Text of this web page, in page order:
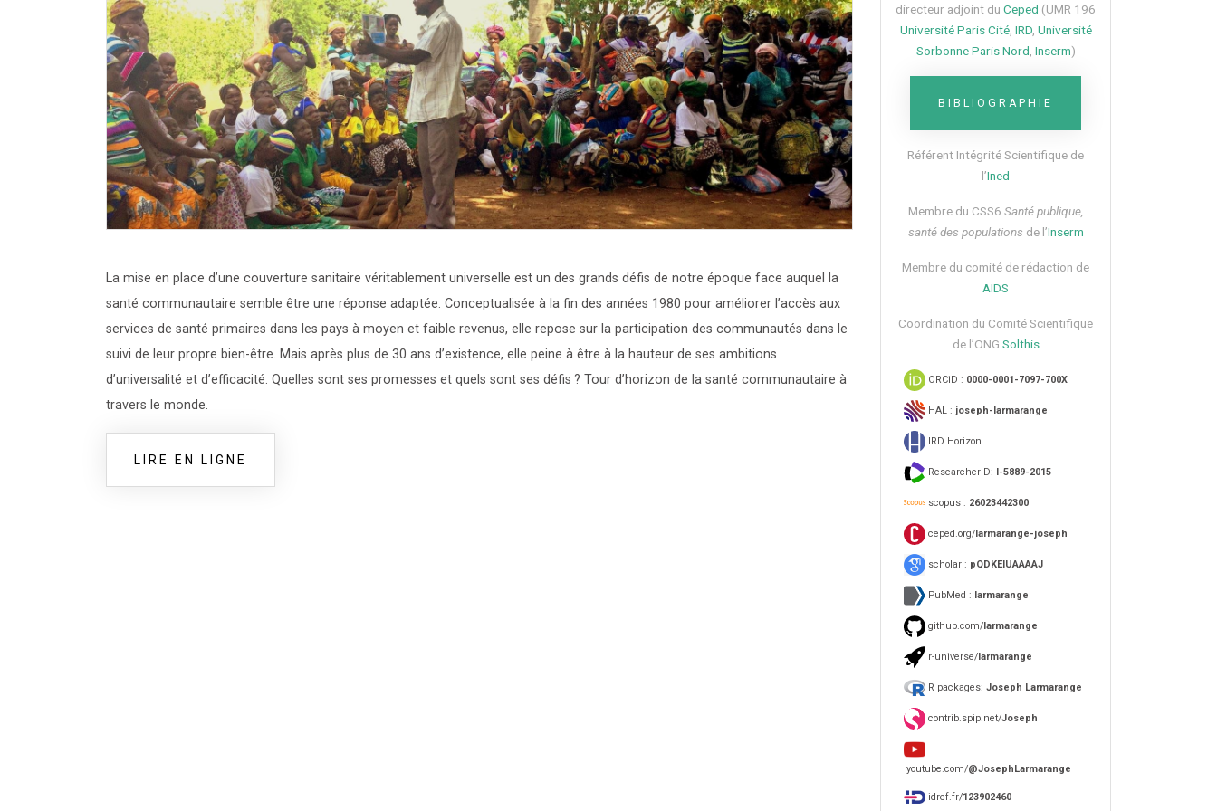
La mise en place d’une couverture sanitaire véritablement universelle est un des grands défis de notre époque face auquel la
santé communautaire semble être une réponse adaptée. Conceptualisée à la fin des années 1980 pour améliorer l’accès aux
services de santé primaires dans les pays à moyen et faible revenus, elle repose sur la participation des communautés dans le
suivi de leur propre bien-être. Mais après plus de 30 ans d’existence, elle peine à être à la hauteur de ses ambitions
d’universalité et d’efficacité. Quelles sont ses promesses et quels sont ses défis ? Tour d’horizon de la santé communautaire à
travers le monde.
LIRE EN LIGNE
directeur adjoint du Ceped (UMR 196
Université Paris Cité, IRD, Université
Sorbonne Paris Nord Inserm)
BIBLIOGRAPHIE
Référent Intégrité Scientifique de
l’Ined
Membre du CSS6​ Santé publique,
santé des populations de l’Inserm
Membre du comité de rédaction de
AIDS
Coordination du Comité Scientifique
de l’ONG Solthis
ORCiD : 0000-0001-7097-700X
HAL : joseph-larmarange
IRD Horizon
ResearcherID: I-5889-2015
scopus : 26023442300
ceped.org/larmarange-joseph
scholar : pQDKEIUAAAAJ
PubMed : larmarange
github.com/larmarange
r-universe/larmarange
R packages: Joseph Larmarange
contrib.spip.net/Joseph
youtube.com/@JosephLarmarange
idref.fr/123902460